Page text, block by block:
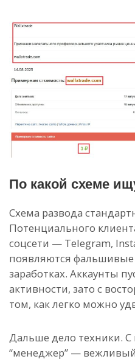
По какой схеме
Схема развода
Потенциального
соцсети — Telegram,
появляются
заработках. Аккаунты
активности, зато с
том, как легко можно
Дальше дело техники. С
“менеджер” —